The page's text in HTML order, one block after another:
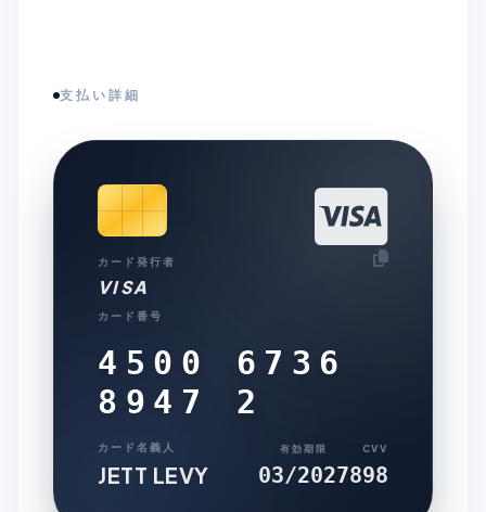
支払い詳細
カード発行者
VISA
カード番号
4500 6736
8947 2
カード名義人
JETT LEVY
有効期限
03/2027
CVV
898